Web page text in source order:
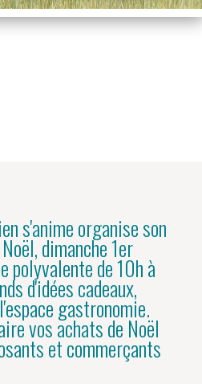
s'anime organise son
dimanche 1er
polyvalente de 10h à
d'idées cadeaux,
gastronomie.
vos achats de Noël
et commerçants